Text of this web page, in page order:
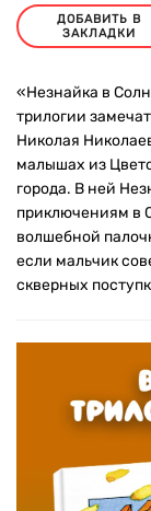
ДОБАВИТЬ В
ЗАКЛАДКИ
«Незнайка в
трилогии
Николая
малышах из
города. В ней
приключениям в
волшебной
если мальчик
скверных